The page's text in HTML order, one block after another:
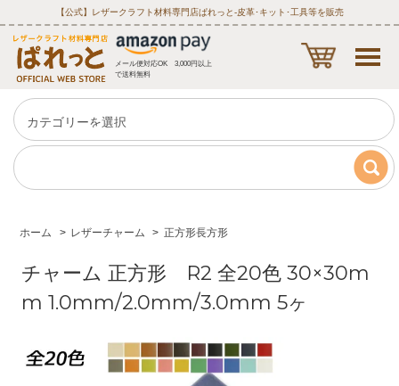
【公式】レザークラフト材料専門店ぱれっと‐皮革･キット･工具等を販売
メール便対応OK 3,000円以上
で送料無料
ホーム > レザーチャーム > 正方形長方形
チャーム 正方形 R2 全20色 30×30m
m 1.0mm/2.0mm/3.0mm 5ヶ